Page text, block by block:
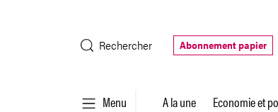
Rechercher
Abonnement papier
Menu A la une Economie et